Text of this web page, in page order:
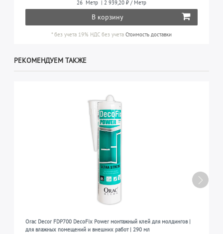
26 Метр | 2 939,20 ₽ / Метр
В корзину
*без учета 19% НДС без учета Стоимость доставки
РЕКОМЕНДУЕМ ТАКЖЕ
Orac Decor FDP700 DecoFix Power монтажный клей для молдингов |
для влажных помещений и внешних работ | 290 мл